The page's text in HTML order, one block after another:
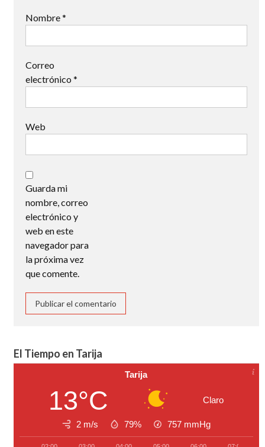
Nombre*
Correo
electrónico *
Web
Guarda mi
nombre, correo
electrónico y
web en este
navegador para
la próxima vez
que comente.
El Tiempo en Tarija
Tarija
13°C Claro
2 m/s 79% 757 mmHg